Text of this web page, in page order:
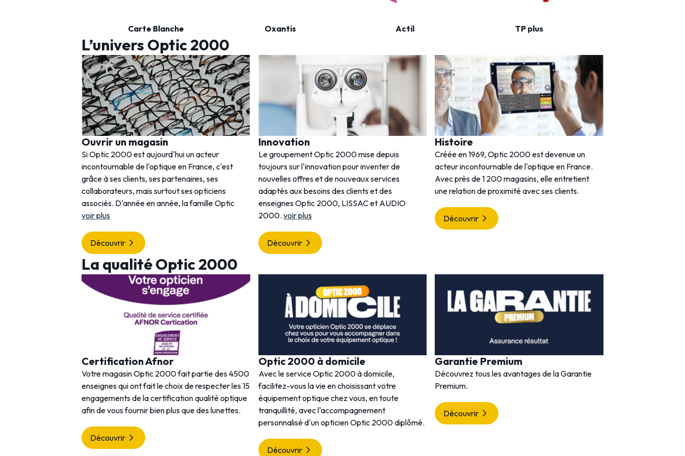
Carte Blanche Oxantis Actil TP plus
L’univers Optic 2000
Ouvrir un magasin
Si Optic 2000 est aujourd'hui un acteur
incontournable de l'optique en France, c'est
grâce à ses clients, ses partenaires, ses
collaborateurs, mais surtout ses opticiens
associés. D'année en année, la famille Optic
voir plus
Découvrir
Innovation
Le groupement Optic 2000 mise depuis
toujours sur l'innovation pour inventer de
nouvelles offres et de nouveaux services
adaptés aux besoins des clients et des
enseignes Optic 2000, LISSAC et AUDIO
2000. voir plus
Découvrir
Histoire
Créée en 1969, Optic 2000 est devenue un
acteur incontournable de l'optique en France.
Avec près de 1 200 magasins, elle entretient
une relation de proximité avec ses clients.
Découvrir
La qualité Optic 2000
Certification Afnor
Votre magasin Optic 2000 fait partie des 4500
enseignes qui ont fait le choix de respecter les 15
engagements de la certification qualité optique
afin de vous fournir bien plus que des lunettes.
Découvrir
Optic 2000 à domicile
Avec le service Optic 2000 à domicile,
facilitez-vous la vie en choisissant votre
équipement optique chez vous, en toute
tranquillité, avec l'accompagnement
personnalisé d'un opticien Optic 2000 diplômé.
Découvrir
Garantie Premium
Découvrez tous les avantages de la Garantie
Premium.
Découvrir